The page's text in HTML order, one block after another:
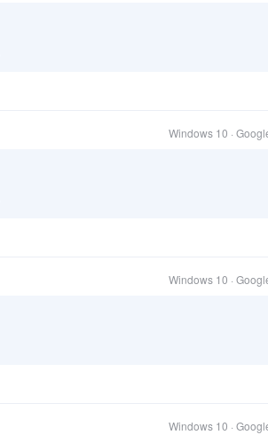
Windows 10 ·
Windows 10 ·
Windows 10 ·